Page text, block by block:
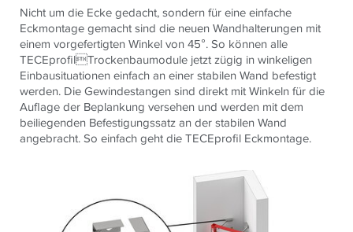
Nicht um die Ecke gedacht, sondern für eine einfache
Eckmontage gemacht sind die neuen Wandhalterungen mit
einem vorgefertigten Winkel von 45°. So können alle
TECEprofilTrockenbaumodule jetzt zügig in winkeligen
Einbausituationen einfach an einer stabilen Wand befestigt
werden. Die Gewindestangen sind direkt mit Winkeln für die
Auflage der Beplankung versehen und werden mit dem
beiliegenden Befestigungssatz an der stabilen Wand
angebracht. So einfach geht die TECEprofil Eckmontage.